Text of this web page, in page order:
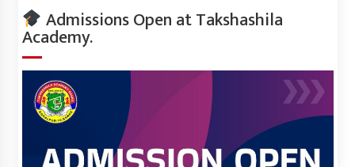
Admissions Open at Takshashila
Academy.